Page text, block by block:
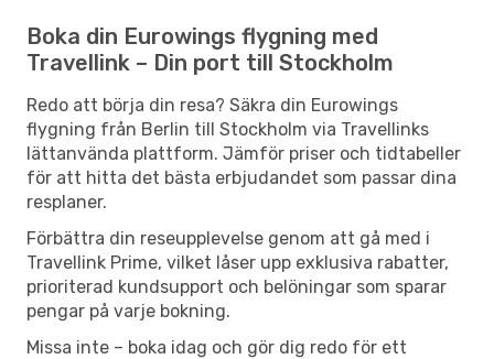
Boka din Eurowings flygning med
Travellink – Din port till Stockholm
Redo att börja din resa? Säkra din Eurowings
flygning från Berlin till Stockholm via Travellinks
lättanvända plattform. Jämför priser och tidtabeller
för att hitta det bästa erbjudandet som passar dina
resplaner.
Förbättra din reseupplevelse genom att gå med i
Travellink Prime, vilket låser upp exklusiva rabatter,
prioriterad kundsupport och belöningar som sparar
pengar på varje bokning.
Missa inte – boka idag och gör dig redo för ett